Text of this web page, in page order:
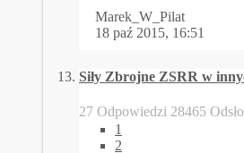
Marek_W_Pilat
18 paź 2015, 16:51
Siły Zbrojne ZSRR w
27 Odpowiedzi 28465
1
2